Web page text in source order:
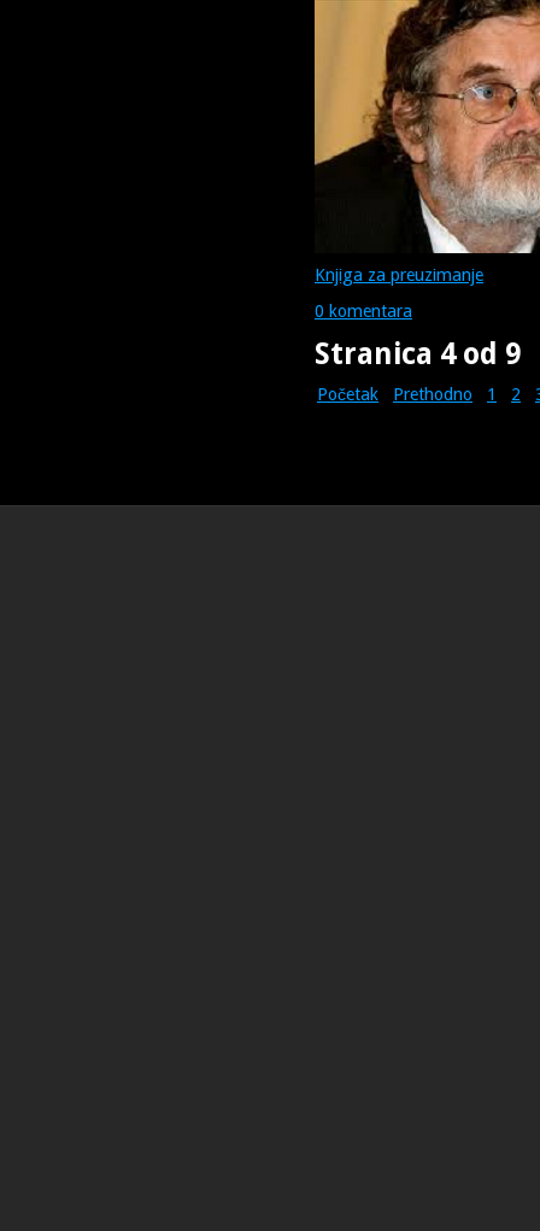
Knjiga za preuzimanje
0 komentara
Stranica 4 od 9
Početak Prethodno 1 2